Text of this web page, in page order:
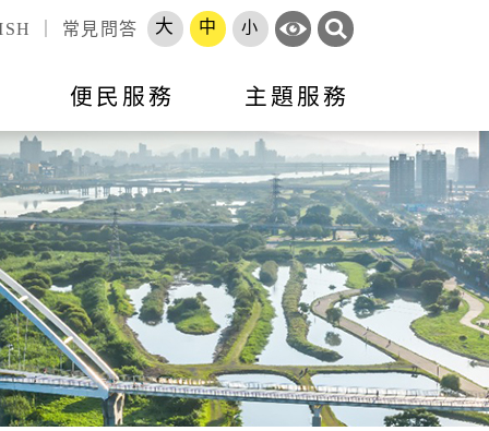
常見問答 大 中 小
活動訊息市政會議專題報告
建設建議
（捐）助
開放資料
便民服務
租資訊 跨區服務網
服務 智能客服
主題服務
須知
標準
金額基準
就業
就業資訊
勞工大學
市府徵才
職訓補給站
原住民人力資源網